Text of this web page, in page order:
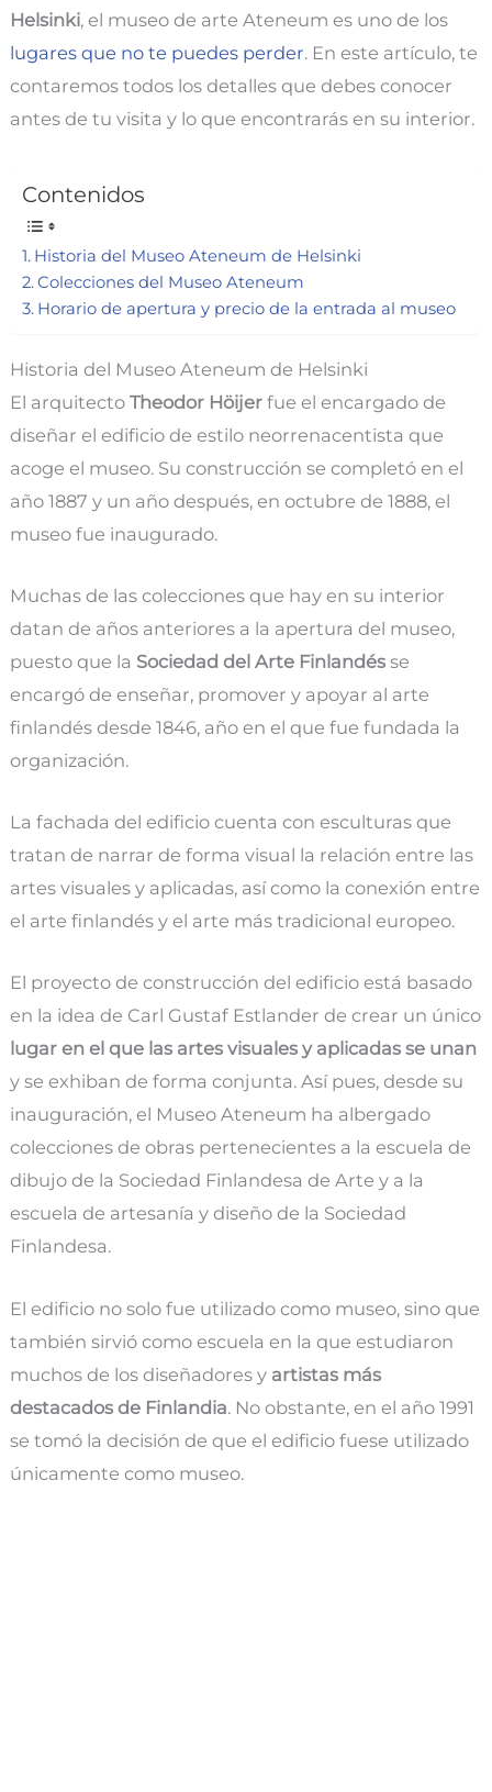
Helsinki, el museo de arte Ateneum es uno de los
lugares que no te puedes perder. En este artículo, te
contaremos todos los detalles que debes conocer
antes de tu visita y lo que encontrarás en su interior.
Contenidos
Historia del Museo Ateneum de Helsinki
Colecciones del Museo Ateneum
Horario de apertura y precio de la entrada al museo
Historia del Museo Ateneum de Helsinki
El arquitecto Theodor Höijerfue el encargado de
diseñar el edificio de estilo neorrenacentista que
acoge el museo. Su construcción se completó en el
año 1887 y un año después, en octubre de 1888, el
museo fue inaugurado.
Muchas de las colecciones que hay en su interior
datan de años anteriores a la apertura del museo,
puesto que la Sociedad del Arte Finlandésse
encargó de enseñar, promover y apoyar al arte
finlandés desde 1846, año en el que fue fundada la
organización.
La fachada del edificio cuenta con esculturas que
tratan de narrar de forma visual la relación entre las
artes visuales y aplicadas, así como la conexión entre
el arte finlandés y el arte más tradicional europeo.
El proyecto de construcción del edificio está basado
en la idea de Carl Gustaf Estlander de crear un único
lugar en el que las artes visuales y aplicadas se unan
y se exhiban de forma conjunta. Así pues, desde su
inauguración, el Museo Ateneum ha albergado
colecciones de obras pertenecientes a la escuela de
dibujo de la Sociedad Finlandesa de Arte y a la
escuela de artesanía y diseño de la Sociedad
Finlandesa.
El edificio no solo fue utilizado como museo, sino que
también sirvió como escuela en la que estudiaron
muchos de los diseñadores y artistas más
destacados de Finlandia. No obstante, en el año 1991
se tomó la decisión de que el edificio fuese utilizado
únicamente como museo.